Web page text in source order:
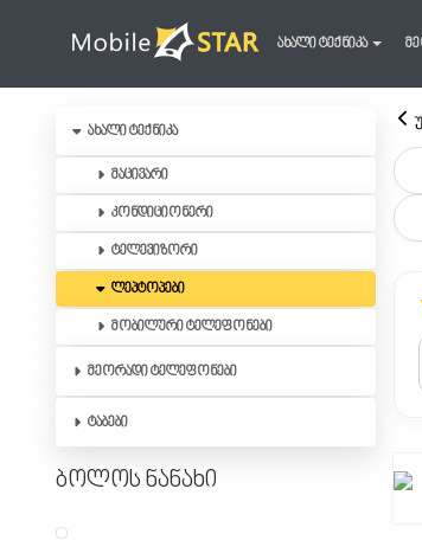
ახალი ტექნიკა
ახალი ტექნიკა
მაცივარი
კონდიციონერი
ტელევიზორი
ლეპტოპები
მობილური ტელეფონები
მეორადი ტელეფონები
ტაბები
ბოლოს ნანახი